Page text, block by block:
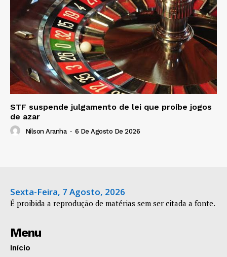
STF suspende julgamento de lei que proíbe jogos
de azar
Nilson Aranha - 6 De Agosto De 2026
Sexta-Feira, 7 Agosto, 2026
É proibida a reprodução de matérias sem ser citada a fonte.
Menu
Início